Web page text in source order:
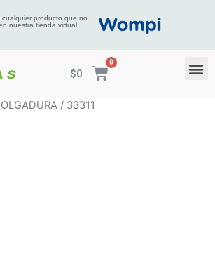
producto que no
nuestra tienda virtual
$0
/ 33311